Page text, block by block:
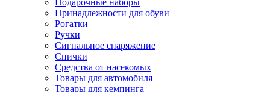
Подарочные наборы
Принадлежности для обуви
Рогатки
Ручки
Сигнальное снаряжение
Спички
Средства от насекомых
Товары для автомобиля
Товары для кемпинга